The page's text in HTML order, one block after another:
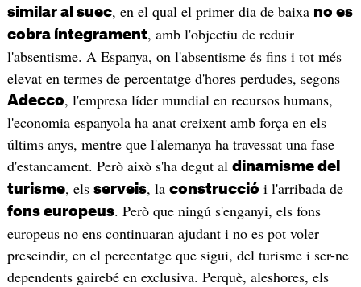
similar al suec, en el qual el primer dia de baixa no es
cobra íntegrament, amb l'objectiu de reduir
l'absentisme. A Espanya, on l'absentisme és fins i tot més
elevat en termes de percentatge d'hores perdudes, segons
Adecco, l'empresa líder mundial en recursos humans,
l'economia espanyola ha anat creixent amb força en els
últims anys, mentre que l'alemanya ha travessat una fase
d'estancament. Però això s'ha degut al dinamisme del
turisme, els serveis, la construcció i l'arribada de
fons europeus. Però que ningú s'enganyi, els fons
europeus no ens continuaran ajudant i no es pot voler
prescindir, en el percentatge que sigui, del turisme i ser-ne
dependents gairebé en exclusiva. Perquè, aleshores, els